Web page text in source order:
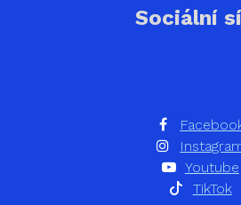
Sociální
Youtube
TikTok